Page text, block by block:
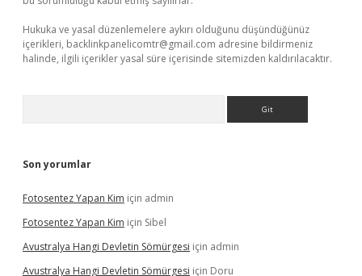
Hukuka ve yasal düzenlemelere aykırı olduğunu düşündüğünüz
içerikleri, backlinkpanelicomtr@gmail.com adresine bildirmeniz
halinde, ilgili içerikler yasal süre içerisinde sitemizden kaldırılacaktır.
Son yorumlar
Fotosentez Yapan Kim için admin
Fotosentez Yapan Kim için Sibel
Avustralya Hangi Devletin Sömürgesi için admin
Avustralya Hangi Devletin Sömürgesi için Doru